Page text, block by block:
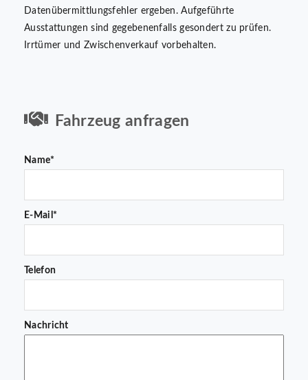
Datenübermittlungsfehler ergeben. Aufgeführte
Ausstattungen sind gegebenenfalls gesondert zu prüfen.
Irrtümer und Zwischenverkauf vorbehalten.
Fahrzeug anfragen
Name*
E-Mail*
Telefon
Nachricht